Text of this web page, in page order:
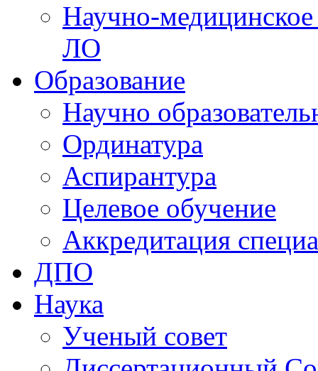
Научно-
ЛО
Образование
Научно
Ординатура
Аспирантура
Целевое обучение
Аккредитация
ДПО
Наука
Ученый совет